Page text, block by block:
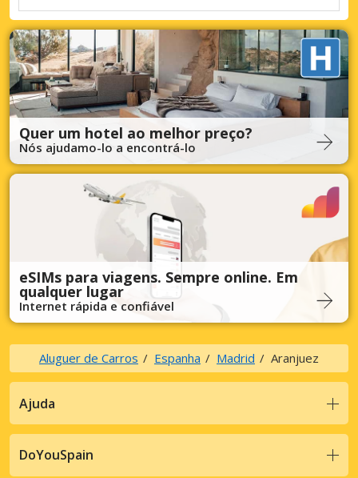
Quer um hotel ao melhor preço?
Nós ajudamo-lo a encontrá-lo
eSIMs para viagens. Sempre online. Em
qualquer lugar
Internet rápida e confiável
Aluguer de Carros Espanha Madrid Aranjuez
Ajuda
DoYouSpain